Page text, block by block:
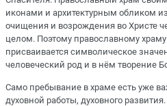
иконами и архитектурным обликом
очищения и возрождения во Христе
целом. Поэтому православному
присваивается символическое
человеческий род и в нём творение
Само пребывание в храме есть уже
духовной работы, духовного